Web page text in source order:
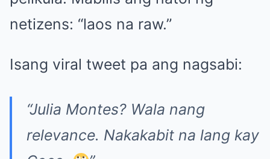
netizens: “laos na raw.”
Isang viral tweet pa ang nagsabi:
“Julia Montes? Wala nang
relevance. Nakakabit na lang kay